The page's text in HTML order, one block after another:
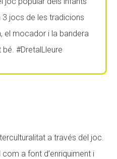
jocs de les tradicions
el mocador i la bandera
#DretalLleure
a través del joc.
a font d’enriquiment i